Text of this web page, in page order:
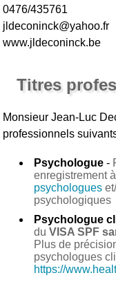
0476/435761
jldeconinck@yahoo.fr
www.jldeconinck.be
Titres
Monsieur Jean-Luc
professionnels
Psychologue -
enregistrement
psychologues
psychologiques
Psychologue
duVISA SPF
Plus de
psychologues
https://